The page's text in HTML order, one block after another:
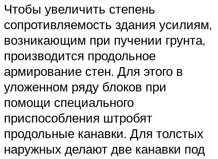
Чтобы увеличить степень
сопротивляемость здания усилиям,
возникающим при пучении грунта,
производится продольное
армирование стен. Для этого в
уложенном ряду блоков при
помощи специального
приспособления штробят
продольные канавки. Для толстых
наружных делают две канавки под